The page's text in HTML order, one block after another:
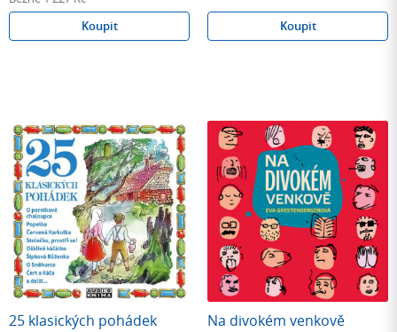
Koupit
Koupit
25 klasických pohádek Na divokém venkově